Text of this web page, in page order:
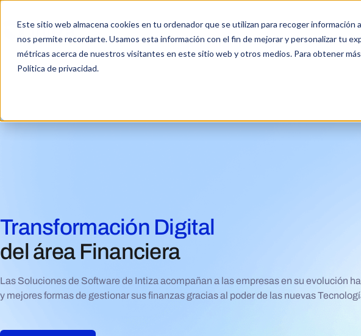
Este sitio web almacena cookies en tu ordenador que se utilizan para recoger
nos permite recordarte. Usamos esta información con el fin de mejorar y personalizar tu
métricas acerca de nuestros visitantes en este sitio web y otros medios. Para obtener
Política de privacidad.
Transformación Digital
del área Financiera
Las Soluciones de Software de Intiza acompañan a las empresas en su evolución
y mejores formas de gestionar sus finanzas gracias al poder de las nuevas